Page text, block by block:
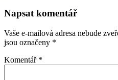
Napsat komentář
Vaše e-mailová adresa nebude
jsou označeny *
Komentář *